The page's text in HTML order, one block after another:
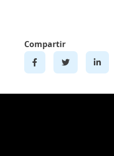
Compartir